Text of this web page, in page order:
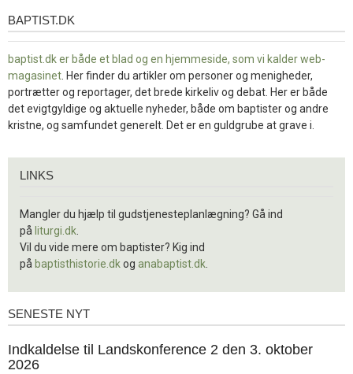
baptist.dk
BAPTIST.DK
baptist.dk er både et blad og en hjemmeside, som vi kalder web-
magasinet. Her finder du artikler om personer og menigheder,
portrætter og reportager, det brede kirkeliv og debat. Her er både
det evigtgyldige og aktuelle nyheder, både om baptister og andre
kristne, og samfundet generelt. Det er en guldgrube at grave i.
LINKS
Mangler du hjælp til gudstjenesteplanlægning? Gå ind
på liturgi.dk.
Vil du vide mere om baptister? Kig ind
på baptisthistorie.dkog anabaptist.dk.
Seneste
SENESTE NYT
1.
jul.
Indkaldelse til Landskonference 2 den 3. oktober
2026